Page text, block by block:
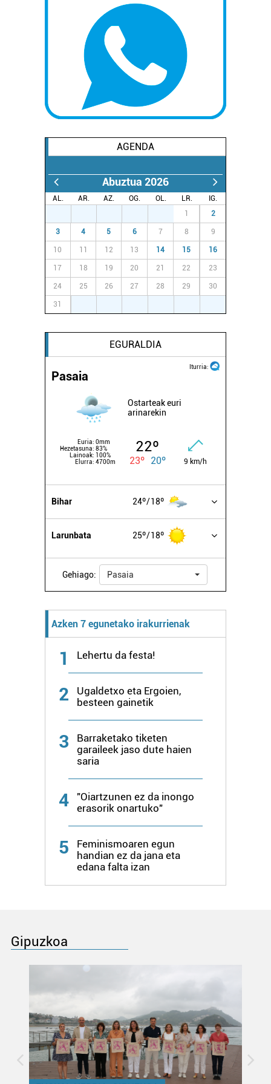
AGENDA
Abuztua 2026
AL. AR. AZ. OG. OL. LR.
IG.
1 2
3 4 5 6 7 8 9
10 11 12 13 14 15 16
17 18 19 20 21 22 23
24 25 26 27 28 29 30
31
EGURALDIA
Iturria:
Pasaia
Ostarteak euri
arinarekin
Euria: 0mm
Hezetasuna: 83%
Lainoak: 100%
Elurra: 4700m
22º
23º 20º 9 km/h
Bihar 24º 18º
Larunbata 25º 18º
Gehiago: Pasaia
Azken 7 egunetako irakurrienak
1 Lehertu da festa!
2
Ugaldetxo eta Ergoien,
besteen gainetik
3
Barraketako tiketen
garaileek jaso dute haien
saria
4
"Oiartzunen ez da inongo
erasorik onartuko"
5
Feminismoaren egun
handian ez da jana eta
edana falta izan
Gipuzkoa